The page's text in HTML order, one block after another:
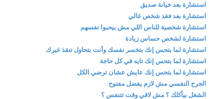
استشارة بعد خيانة صديق
استشارة بعد فقد شخص غالي
استشارة شخصية للناس اللي مش بيحبوا نفسهم
استشارة لشخص حساس زيادة
استشارة لما بتحس إنك بتخسر نفسك وأنت بتحاول تنقذ غيرك
استشارة لما بتحس إنك تايه في كل حاجة
استشارة لما بتحس إنك عايش عشان ترضي الكل
الجرح النفسي مش لازم يفضل مفتوح
الشغل بيأكلك ؟ مش لاقي وقت تتنفس ؟